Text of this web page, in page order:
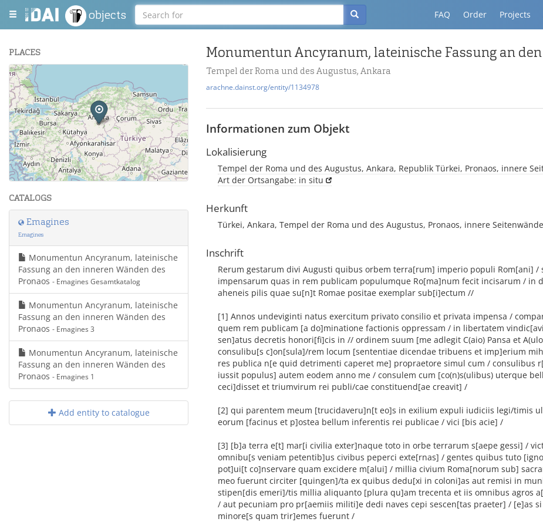
objects FAQ Order Projects
PLACES
+
−
Leaflet| Maps and Data ©OpenStreetMap.
CATALOGS
Emagines
Emagines
Monumentun Ancyranum, lateinische
Fassung an den inneren Wänden des
Pronaos - Emagines Gesamtkatalog
Monumentun Ancyranum, lateinische
Fassung an den inneren Wänden des
Pronaos - Emagines 3
Monumentun Ancyranum, lateinische
Fassung an den inneren Wänden des
Pronaos - Emagines 1
Add entity to catalogue
Tempel der Roma und des Augustus, Ankara
arachne.dainst.org/entity/1134978
Informationen zum Objekt
Lokalisierung
Tempel der Roma und des Augustus, Ankara, Republik Türkei, Pronaos, innere
Art der Ortsangabe: in situ
Herkunft
Türkei, Ankara, Tempel der Roma und des Augustus, Pronaos, innere Seitenwände
Inschrift
Rerum gestarum divi Augusti quibus orbem terra[rum] imperio populi Rom[ani] /
impensarum quas in rem publicam populumque Ro[ma]num fecit incisarum / in
aheneis pilis quae su[n]t Romae positae exemplar sub[i]ectum //
[1] Annos undeviginti natus exercitum privato consilio et privata impensa /
quem rem publicam [a do]minatione factionis oppressam / in libertatem
sen]atus decretis honori[fi]cis in // ordinem suum [me adlegit C(aio) Pansa et
consulibu[s c]on[sula]/rem locum [sententiae dicendae tribuens et imp]erium
res publica n[e quid detrimenti caperet me] propraetore simul cum / consulibus
iussit populus] autem eodem anno me / consulem cum [co(n)s(ulibus) uterque
ceci]disset et triumvirum rei publi/cae constituend[ae creavit] /
[2] qui parentem meum [trucidaveru]n[t eo]s in exilium expuli iudiciis legi/timis
eorum [facinus et p]ostea bellum inferentis rei publicae / vici [bis acie] /
[3] [b]a terra e[t] mar[i civilia exter]naque toto in orbe terrarum s[aepe gessi] /
omnibu[s veniam petentib]us civibus peperci exte[rnas] / gentes quibus tuto
pot]ui[t co]nservare quam excidere m[alui] / millia civium Roma[norum sub]
meo fuerunt circiter [quingen]/ta ex quibus dedu[xi in coloni]as aut remisi in
stipen[dis emeri]/tis millia aliquanto [plura qu]am trecenta et iis omnibus agros
/ aut pecuniam pro pr[aemiis militi]e dedi naves cepi sescen[tas praeter] / [e]as
minore[s quam trir]emes fuerunt /